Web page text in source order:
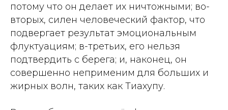
потому что он делает их ничтожными; во-
вторых, силен человеческий фактор, что
подвергает результат эмоциональным
флуктуациям; в-третьих, его нельзя
подтвердить с берега; и, наконец, он
совершенно неприменим для больших и
жирных волн, таких как Тиахупу.